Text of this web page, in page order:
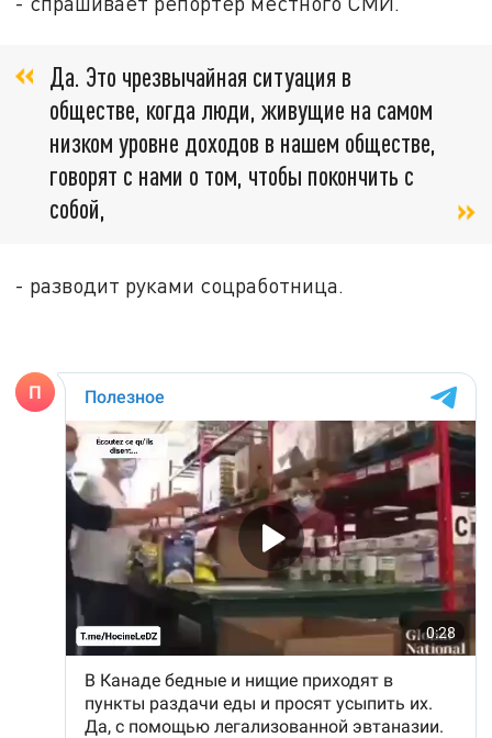
Да. Это чрезвычайная ситуация в
обществе, когда люди, живущие на самом
низком уровне доходов в нашем обществе,
говорят с нами о том, чтобы покончить с
собой,
- разводит руками соцработница.